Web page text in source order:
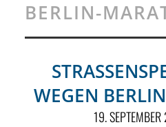
MAGAZIN
ÜBER UNS
RUBRIKEN
BERLIN-
EGEN BERLIN-
19.